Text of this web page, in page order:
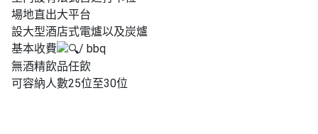
作
坊
戶
外
場地直出大平台
設大型酒店式電爐以及炭爐
基本收費
/ bbq
無酒精飲品任飲
可容納人數25位至30位